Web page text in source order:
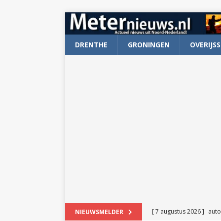
DRENTHE GRONINGEN
NIEUWSMELDER [ 7 augustus 2026 ]